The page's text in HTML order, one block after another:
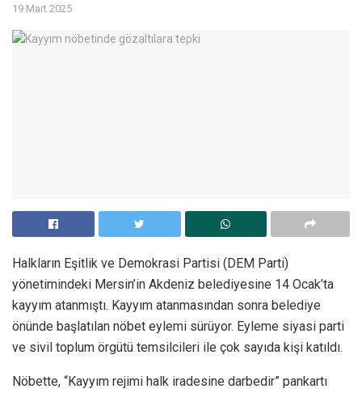
19 Mart 2025
Halkların Eşitlik ve Demokrasi Partisi (DEM Parti)
yönetimindeki Mersin’in Akdeniz belediyesine 14 Ocak’ta
kayyım atanmıştı. Kayyım atanmasından sonra belediye
önünde başlatılan nöbet eylemi sürüyor. Eyleme siyasi parti
ve sivil toplum örgütü temsilcileri ile çok sayıda kişi katıldı.
Nöbette, “Kayyım rejimi halk iradesine darbedir” pankartı